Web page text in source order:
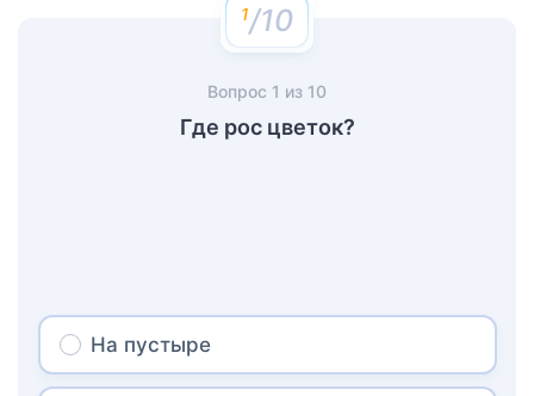
/10
Вопрос 1 из 10
Где рос цветок?
На пустыре